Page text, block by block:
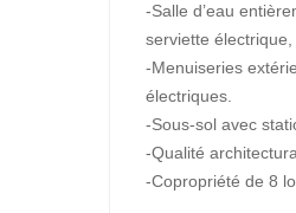
-Salle d’eau
serviette électrique,
-Menuiseries
électriques.
-Sous-sol avec
-Qualité
-Copropriété de 8